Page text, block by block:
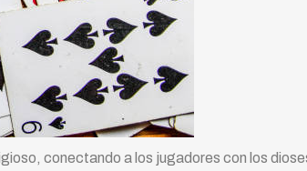
conectando a los jugadores con los